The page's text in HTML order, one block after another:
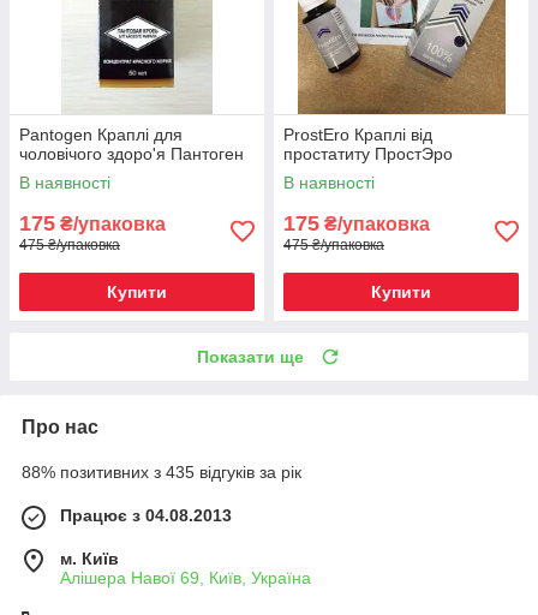
Pantogen Краплі для
чоловічого здоро'я Пантоген
В наявності
175 ₴/упаковка
475 ₴/упаковка
Купити
ProstEro Краплі від
простатиту ПростЭро
В наявності
175 ₴/упаковка
475 ₴/упаковка
Купити
Показати ще
Про нас
88% позитивних з 435 відгуків за рік
Працює з 04.08.2013
м. Київ
Алішера Навої 69, Київ, Україна